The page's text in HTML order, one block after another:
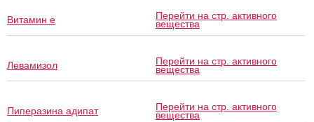
Витамин e Перейти на стр. активного
вещества
Левамизол Перейти на стр. активного
вещества
Пиперазина адипат Перейти на стр. активного
вещества